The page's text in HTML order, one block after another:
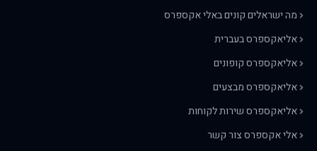
מה ישראלים קונים באלי אקספרס
אליאקספרס בעברית
אליאקספרס קופונים
אליאקספרס מבצעים
אליאקספרס שירות לקוחות
אלי אקספרס צור קשר